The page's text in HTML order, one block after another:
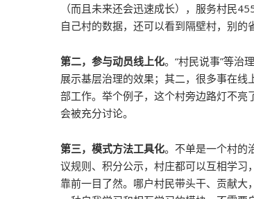
（而且未来还会迅速成长），服务村民
自己村的数据，还可以看到隔壁村，别的
第二，参与动员线上化。“村民说事”等治
展示基层治理的效果；其二，很多事在
部工作。举个例子，这个村旁边路灯不
会被充分讨论。
第三，模式方法工具化。不单是一个村的
议规则、积分公示，村庄都可以互相学
靠前一目了然。哪户村民带头干、贡献大